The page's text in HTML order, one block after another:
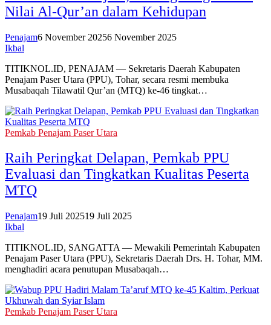
Nilai Al-Qur’an dalam Kehidupan‎
Penajam6 November 20256 November 2025
Ikbal
TITIKNOL.ID, PENAJAM — Sekretaris Daerah Kabupaten
Penajam Paser Utara (PPU), Tohar, secara resmi membuka
Musabaqah Tilawatil Qur’an (MTQ) ke-46 tingkat…
Pemkab Penajam Paser Utara
Raih Peringkat Delapan, Pemkab PPU
Evaluasi dan Tingkatkan Kualitas Peserta
MTQ
Penajam19 Juli 202519 Juli 2025
Ikbal
TITIKNOL.ID, SANGATTA — Mewakili Pemerintah Kabupaten
Penajam Paser Utara (PPU), Sekretaris Daerah Drs. H. Tohar, MM.
menghadiri acara penutupan Musabaqah…
Pemkab Penajam Paser Utara